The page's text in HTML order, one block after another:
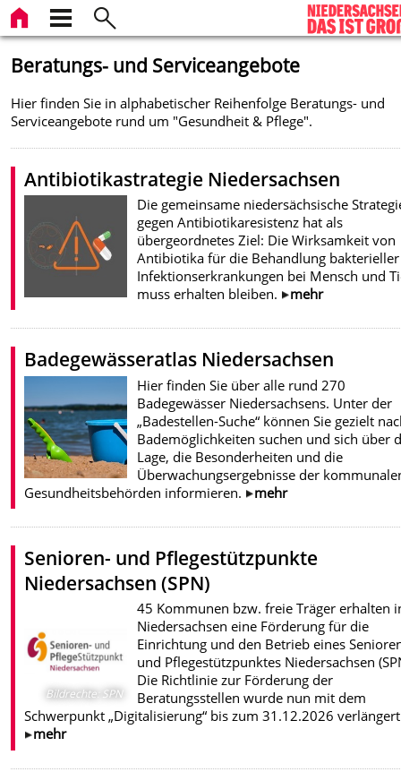
Beratungs- und Serviceangebote
Hier finden Sie in alphabetischer Reihenfolge Beratungs- und
Serviceangebote rund um "Gesundheit & Pflege".
Antibiotikastrategie Niedersachsen
Die gemeinsame niedersächsische
gegen Antibiotikaresistenz hat als
übergeordnetes Ziel: Die Wirksamkeit von
Antibiotika für die Behandlung bakterieller
Infektionserkrankungen bei Mensch und
muss erhalten bleiben.
mehr
Badegewässeratlas Niedersachsen
Hier finden Sie über alle rund 270
Badegewässer Niedersachsens. Unter der
„Badestellen-Suche“ können Sie gezielt
Bademöglichkeiten suchen und sich über
Lage, die Besonderheiten und die
Überwachungsergebnisse der
Gesundheitsbehörden informieren.
mehr
Senioren- und Pflegestützpunkte
Niedersachsen (SPN)
Bildrechte: SPN
45 Kommunen bzw. freie Träger erhalten
Niedersachsen eine Förderung für die
Einrichtung und den Betrieb eines
und Pflegestützpunktes Niedersachsen
Die Richtlinie zur Förderung der
Beratungsstellen wurde nun mit dem
Schwerpunkt „Digitalisierung“ bis zum 31.12.2026
mehr